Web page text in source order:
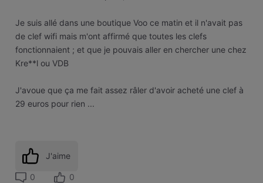
Je suis allé dans une boutique Voo ce matin et il n'avait pas
de clef wifi mais m'ont affirmé que toutes les clefs
fonctionnaient ; et que je pouvais aller en chercher une chez
Kre**l ou VDB
J'avoue que ça me fait assez râler d'avoir acheté une clef à
29 euros pour rien ...
J'aime
0 0